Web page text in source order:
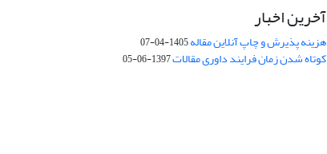
آخرین اخبار
هزینه پذیرش و چاپ آنلاین مقاله1405-04-07
کوتاه شدن زمان فرایند داوری مقالات1397-06-05